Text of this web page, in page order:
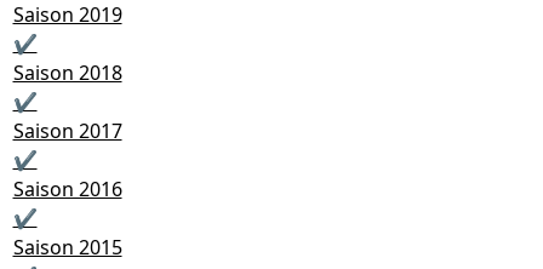
Saison 2019
✔
Saison 2018
✔
Saison 2017
✔
Saison 2016
✔
Saison 2015